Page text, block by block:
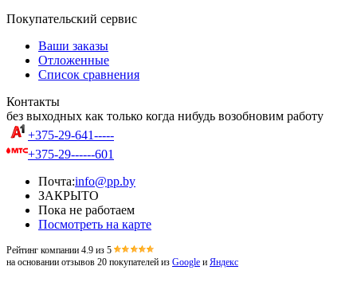
Покупательский сервис
Ваши заказы
Отложенные
Список сравнения
Контакты
без выходных как только когда нибудь возобновим работу
+375-29-641-----
+375-29------601
Почта:info@pp.by
ЗАКРЫТО
Пока не работаем
Посмотреть на карте
Рейтинг компании 4.9 из 5
на основании отзывов 20 покупателей из Google и Яндекс